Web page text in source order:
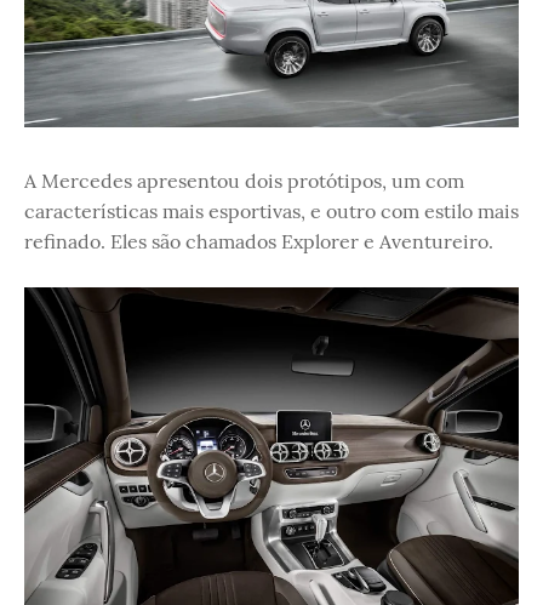
A Mercedes apresentou dois protótipos, um com
características mais esportivas, e outro com estilo mais
refinado. Eles são chamados Explorer e Aventureiro.